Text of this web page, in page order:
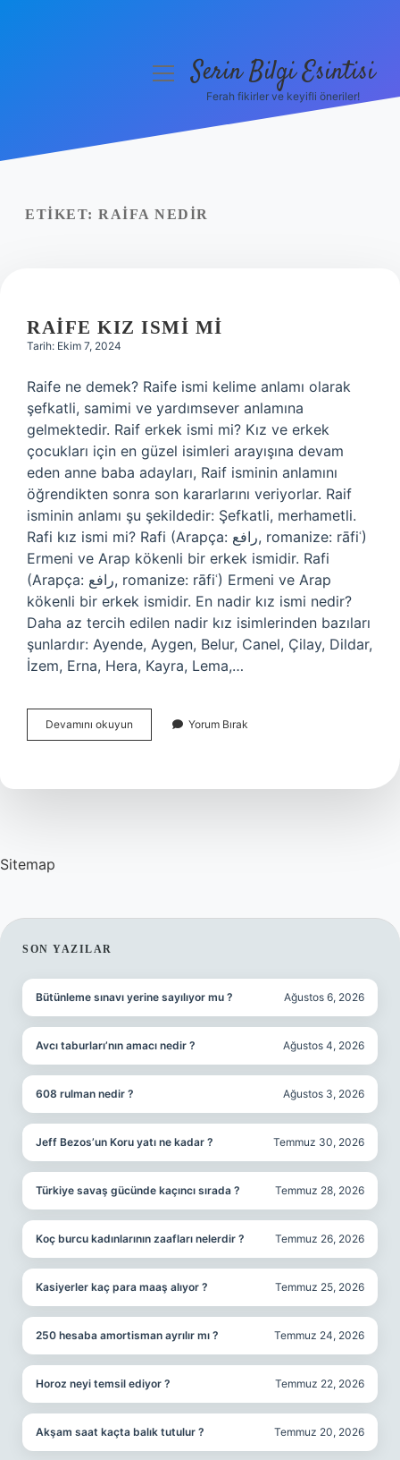
Yasal Uyarı
menüyüSerin Bilgi Esintisi
Ferah fikirler ve keyifli öneriler!
ETIKET: RAIFA NEDIR
RAIFE KIZ ISMI MI
Tarih: Ekim 7, 2024
Raife ne demek? Raife ismi kelime anlamı olarak
şefkatli, samimi ve yardımsever anlamına
gelmektedir. Raif erkek ismi mi? Kız ve erkek
çocukları için en güzel isimleri arayışına devam
eden anne baba adayları, Raif isminin anlamını
öğrendikten sonra son kararlarını veriyorlar. Raif
isminin anlamı şu şekildedir: Şefkatli, merhametli.
Rafi kız ismi mi? Rafi (Arapça: رافع, romanize: rāfiʿ)
Ermeni ve Arap kökenli bir erkek ismidir. Rafi
(Arapça: رافع, romanize: rāfiʿ) Ermeni ve Arap
kökenli bir erkek ismidir. En nadir kız ismi nedir?
Daha az tercih edilen nadir kız isimlerinden bazıları
şunlardır: Ayende, Aygen, Belur, Canel, Çilay, Dildar,
İzem, Erna, Hera, Kayra, Lema,…
Devamını okuyun
Kız
Yorum Bırak
Sitemap
SIDEBAR
SON YAZILAR
Bütünleme sınavı yerine sayılıyor mu ? Ağustos 6, 2026
Avcı taburları’nın amacı nedir ? Ağustos 4, 2026
608 rulman nedir ? Ağustos 3, 2026
Jeff Bezos’un Koru yatı ne kadar ? Temmuz 30, 2026
Türkiye savaş gücünde kaçıncı sırada ? Temmuz 28, 2026
Koç burcu kadınlarının zaafları nelerdir ? Temmuz 26, 2026
Kasiyerler kaç para maaş alıyor ? Temmuz 25, 2026
250 hesaba amortisman ayrılır mı ? Temmuz 24, 2026
Horoz neyi temsil ediyor ? Temmuz 22, 2026
Akşam saat kaçta balık tutulur ? Temmuz 20, 2026